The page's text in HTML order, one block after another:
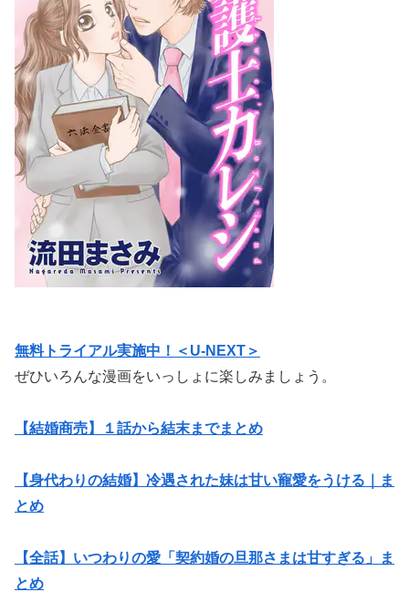
無料トライアル実施中！＜U-NEXT＞
ぜひいろんな漫画をいっしょに楽しみましょう。
【結婚商売】１話から結末までまとめ
【身代わりの結婚】冷遇された妹は甘い寵愛をうける｜ま
とめ
【全話】いつわりの愛「契約婚の旦那さまは甘すぎる」ま
とめ